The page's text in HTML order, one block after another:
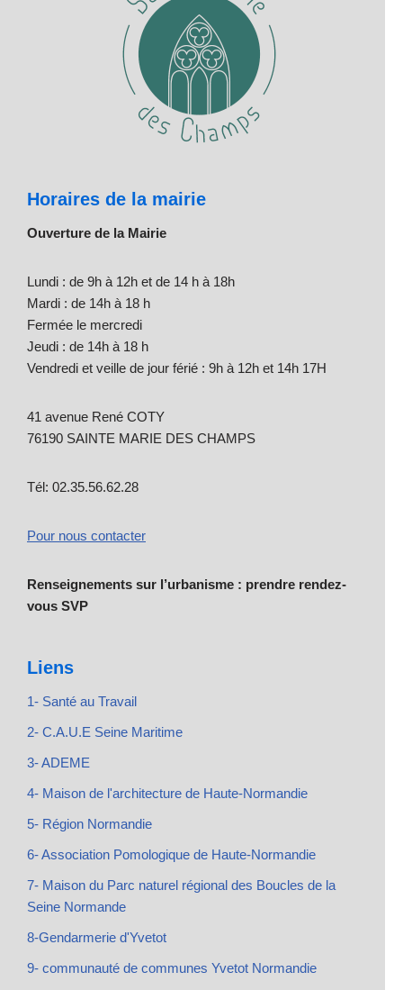
Horaires de la mairie
Ouverture de la Mairie
Lundi : de 9h à 12h et de 14 h à 18h
Mardi : de 14h à 18 h
Fermée le mercredi
Jeudi : de 14h à 18 h
Vendredi et veille de jour férié : 9h à 12h et 14h 17H
41 avenue René COTY
76190 SAINTE MARIE DES CHAMPS
Tél: 02.35.56.62.28
Pour nous contacter
Renseignements sur l’urbanisme : prendre rendez-
vous SVP
Liens
1- Santé au Travail
2- C.A.U.E Seine Maritime
3- ADEME
4- Maison de l'architecture de Haute-Normandie
5- Région Normandie
6- Association Pomologique de Haute-Normandie
7- Maison du Parc naturel régional des Boucles de la
Seine Normande
8-Gendarmerie d'Yvetot
9- communauté de communes Yvetot Normandie